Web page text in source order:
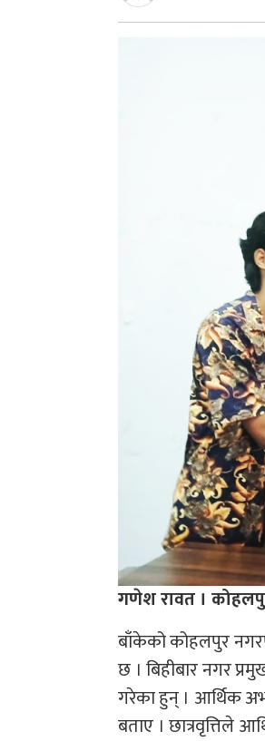
गणेश रावत ।
बाँकेको कोहलपुर
छ । बिहीबार नगर
गरेका हुन् । आर्थिक
बताए । छात्रवृत्तिले